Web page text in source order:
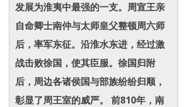
发展为淮夷中最强的一支。周宣王亲
自命卿士南仲与太师皇父整顿周六师
后，率军东征。沿淮水东进，经过激
战击败徐国，使其臣服。徐国归附
后，周边各诸侯国与部族纷纷归顺，
彰显了周王室的威严。 前810年，南